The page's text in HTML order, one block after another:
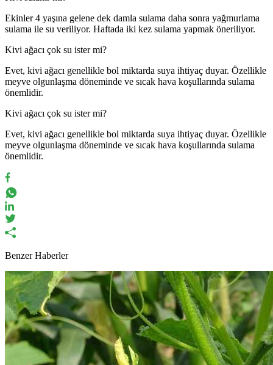
Ekinler 4 yaşına gelene dek damla sulama daha sonra yağmurlama
sulama ile su veriliyor. Haftada iki kez sulama yapmak öneriliyor.
Kivi ağacı çok su ister mi?
Evet, kivi ağacı genellikle bol miktarda suya ihtiyaç duyar. Özellikle
meyve olgunlaşma döneminde ve sıcak hava koşullarında sulama
önemlidir.
Kivi ağacı çok su ister mi?
Evet, kivi ağacı genellikle bol miktarda suya ihtiyaç duyar. Özellikle
meyve olgunlaşma döneminde ve sıcak hava koşullarında sulama
önemlidir.
Benzer Haberler